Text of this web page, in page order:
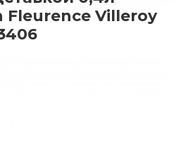
Fleurence Villeroy